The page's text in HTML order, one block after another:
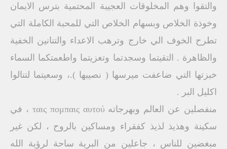
والتقوا وهم المخلوقات العجيبة المحتمية بترس الايمان
وخوذة الخلاص وبسهام الخلاص التي للمحبة الكاملة التي
تطرح الخوف الي خارج وترهب الاعداء والتنانين الخفية
والظاهرة . التقيتما وسجدتما وتعزيتما واطعمتكما السماء
خبزتها التي ضاعفت ميرسها ( نصيبها ).، وسعيتما لتنالوا
اكليل البر .
منفصلين عن العالم وبهرجاته ταις πομπαις αυτού ، في
سكينة وهذيذ لذيذ كفقراء ومساكين بالروح ، لكن غير
مبغضين للناس ، جاعلين من البرية ساحة لرؤية الله